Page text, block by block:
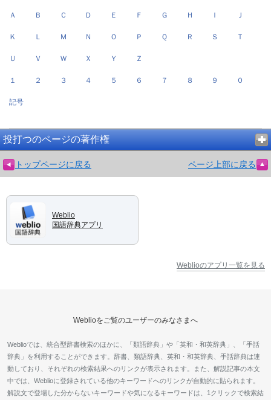
Ａ Ｂ Ｃ Ｄ Ｅ Ｆ Ｇ Ｈ Ｉ Ｊ
Ｋ Ｌ Ｍ Ｎ Ｏ Ｐ Ｑ Ｒ Ｓ Ｔ
Ｕ Ｖ Ｗ Ｘ Ｙ Ｚ
１ ２ ３ ４ ５ ６ ７ ８ ９ ０
記号
投打つのページの著作権
トップページに戻る ページ上部に戻る
Weblio
国語辞典アプリ
Weblioのアプリ一覧を見る
Weblioをご覧のユーザーのみなさまへ
Weblioでは、統合型辞書検索のほかに、「類語辞典」や「英和・和英辞典」、「手話
辞典」を利用することができます。辞書、類語辞典、英和・和英辞典、手話辞典は連
動しており、それぞれの検索結果へのリンクが表示されます。また、解説記事の本文
中では、Weblioに登録されている他のキーワードへのリンクが自動的に貼られます。
解説文で登場した分からないキーワードや気になるキーワードは、1クリックで検索結